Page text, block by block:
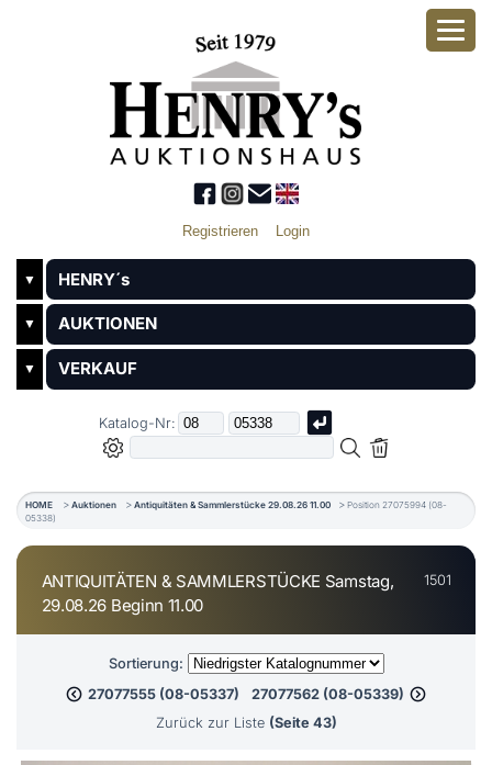
Registrieren Login
▼ HENRY´s
▼ AUKTIONEN
▼ VERKAUF
Katalog-Nr:
HOME Auktionen Antiquitäten & Sammlerstücke 29.08.26 11.00
Position 27075994 (08-
05338)
ANTIQUITÄTEN & SAMMLERSTÜCKE Samstag,
29.08.26 Beginn 11.00
1501
Sortierung:
27077555 (08-05337)
27077562 (08-05339)
Zurück zur Liste (Seite 43)